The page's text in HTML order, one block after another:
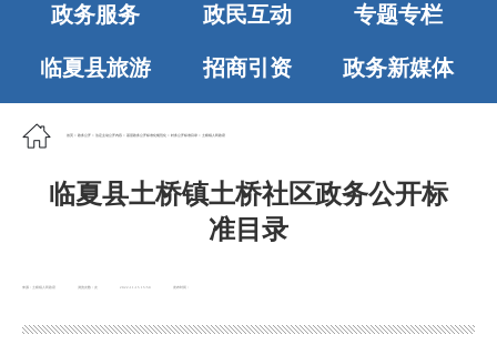
政务服务 政民互动 专题专栏
临夏县旅游 招商引资 政务新媒体
首页 政务公开 法定主动公开内容 基层政务公开标准化规范化 村务公开标准目录 土桥镇人民政府
临夏县土桥镇土桥社区政务公开标
准目录
浏览次数： 发布时间：
2022-11-15 15:50